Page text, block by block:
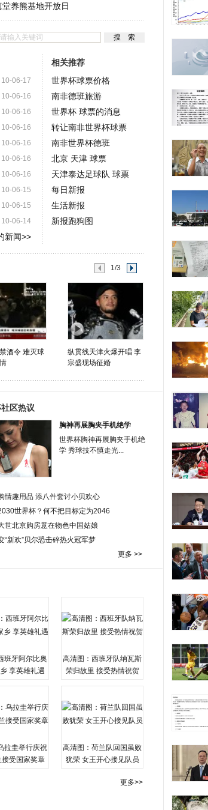
养熊基地开放日
10-06-17
10-06-16
10-06-16
10-06-16
10-06-16
10-06-16
10-06-16
10-06-15
10-06-15
10-06-14
新闻>>
相关推荐
世界杯球票价格
南非德班旅游
世界杯 球票的消息
转让南非世界杯球票
南非世界杯德班
北京 天津 球票
天津泰达足球队 球票
每日新报
生活新报
新报跑狗图
1/3
酒令 难灭球
纵贯线天津火爆开唱 李
宗盛现场征婚
区热议
胸神再展胸夹手机绝学
世界杯胸神再展胸夹手机绝
学 秀球技不慎走光...
情趣用品 添八件套讨小贝欢心
世界杯？何不把目标定为2046
世北京购房意在物色中国姑娘
“新欢”贝尔恐击碎热火冠军梦
更多 >>
班牙阿尔比奥
享英雄礼遇
高清图：西班牙队纳瓦斯
荣归故里 接受热情祝贺
拉圭举行庆祝
受国家奖章
高清图：荷兰队回国虽败
犹荣 女王开心接见队员
更多>>